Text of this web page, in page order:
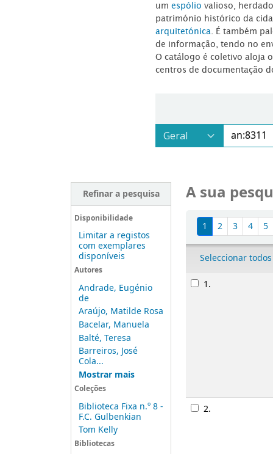
um espólio valioso,
património histórico da
arquitetónica . É também
de informação, tendo no
O catálogo é coletivo aloja
centros de documentação
Refinar a pesquisa
Disponibilidade
Limitar a registos
com exemplares
disponíveis
Autores
Andrade, Eugénio
de
Araújo, Matilde Rosa
Bacelar, Manuela
Balté, Teresa
Barreiros, José
Cola...
Mostrar mais
Coleções
Biblioteca Fixa n.º 8 -
F.C. Gulbenkian
Tom Kelly
Bibliotecas
A sua
Ordenar
1 2 3 4 5
Seleccionar todos
Resultados
1.
2.